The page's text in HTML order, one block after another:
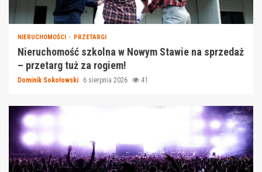
NIERUCHOMOŚCI PRZETARGI
Nieruchomość szkolna w Nowym Stawie na sprzedaż
– przetarg tuż za rogiem!
Dominik Sokołowski 6 sierpnia 2026 41